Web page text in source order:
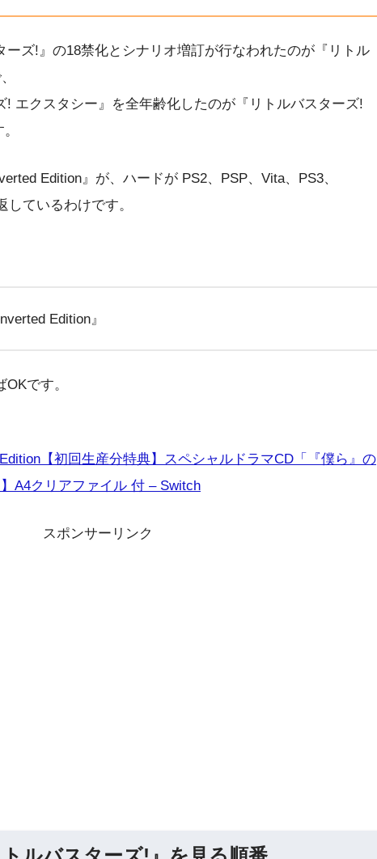
ーズ!』の18禁化とシナリオ増訂が行なわれたのが『リトル
! エクスタシー』を全年齢化したのが『リトルバスターズ!
Edition』が、ハードが PS2、PSP、Vita、PS3、
ているわけです。
Edition』
です。
【初回生産分特典】スペシャルドラマCD「『僕ら』の
A4クリアファイル 付 – Switch
スポンサーリンク